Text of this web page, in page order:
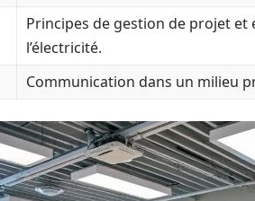
Principes de gestion de projet et
l’électricité.
Communication dans un milieu